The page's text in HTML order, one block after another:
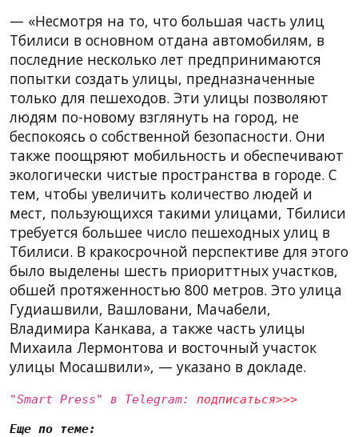
— «Несмотря на то, что большая часть улиц
Тбилиси в основном отдана автомобилям, в
последние несколько лет предпринимаются
попытки создать улицы, предназначенные
только для пешеходов. Эти улицы позволяют
людям по-новому взглянуть на город, не
беспокоясь о собственной безопасности. Они
также поощряют мобильность и обеспечивают
экологически чистые пространства в городе. С
тем, чтобы увеличить количество людей и
мест, пользующихся такими улицами, Тбилиси
требуется большее число пешеходных улиц в
Тбилиси. В кракосрочной перспективе для этого
было выделены шесть приориттных участков,
обшей протяженностью 800 метров. Это улица
Гудиашвили, Вашловани, Мачабели,
Владимира Канкава, а также часть улицы
Михаила Лермонтова и восточный участок
улицы Мосашвили», — указано в докладе.
"Smart Press" в Telegram: подписаться>>>
Еще по теме: